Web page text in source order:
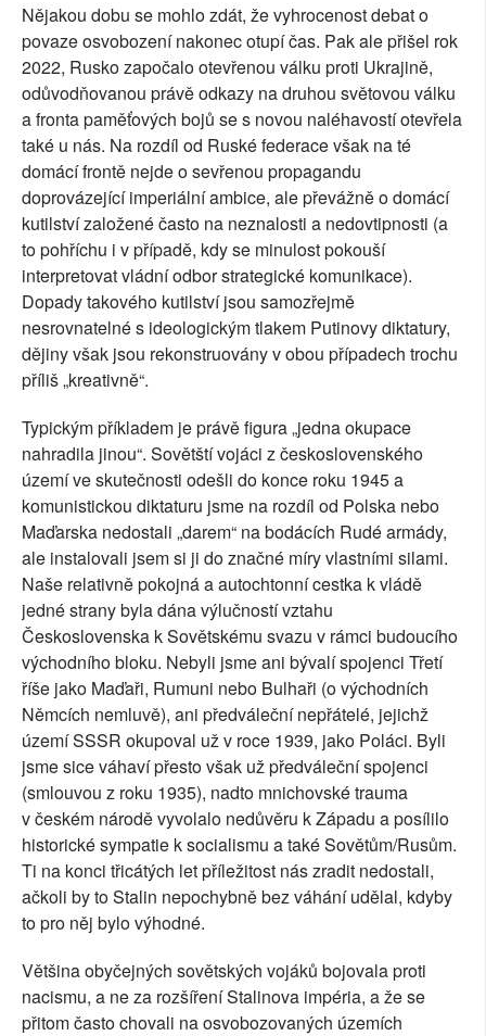
Nějakou dobu se mohlo zdát, že vyhrocenost debat o
povaze osvobození nakonec otupí čas. Pak ale přišel rok
2022, Rusko započalo otevřenou válku proti Ukrajině,
odůvodňovanou právě odkazy na druhou světovou válku
a fronta paměťových bojů se s novou naléhavostí otevřela
také u nás. Na rozdíl od Ruské federace však na té
domácí frontě nejde o sevřenou propagandu
doprovázející imperiální ambice, ale převážně o domácí
kutilství založené často na neznalosti a nedovtipnosti (a
to pohříchu i v případě, kdy se minulost pokouší
interpretovat vládní odbor strategické komunikace).
Dopady takového kutilství jsou samozřejmě
nesrovnatelné s ideologickým tlakem Putinovy diktatury,
dějiny však jsou rekonstruovány v obou případech trochu
příliš „kreativně“.
Typickým příkladem je právě figura „jedna okupace
nahradila jinou“. Sovětští vojáci z československého
území ve skutečnosti odešli do konce roku 1945 a
komunistickou diktaturu jsme na rozdíl od Polska nebo
Maďarska nedostali „darem“ na bodácích Rudé armády,
ale instalovali jsem si ji do značné míry vlastními silami.
Naše relativně pokojná a autochtonní cestka k vládě
jedné strany byla dána výlučností vztahu
Československa k Sovětskému svazu v rámci budoucího
východního bloku. Nebyli jsme ani bývalí spojenci Třetí
říše jako Maďaři, Rumuni nebo Bulhaři (o východních
Němcích nemluvě), ani předváleční nepřátelé, jejichž
území SSSR okupoval už v roce 1939, jako Poláci. Byli
jsme sice váhaví přesto však už předváleční spojenci
(smlouvou z roku 1935), nadto mnichovské trauma
v českém národě vyvolalo nedůvěru k Západu a posílilo
historické sympatie k socialismu a také Sovětům/Rusům.
Ti na konci třicátých let příležitost nás zradit nedostali,
ačkoli by to Stalin nepochybně bez váhání udělal, kdyby
to pro něj bylo výhodné.
Většina obyčejných sovětských vojáků bojovala proti
nacismu, a ne za rozšíření Stalinova impéria, a že se
přitom často chovali na osvobozovaných územích